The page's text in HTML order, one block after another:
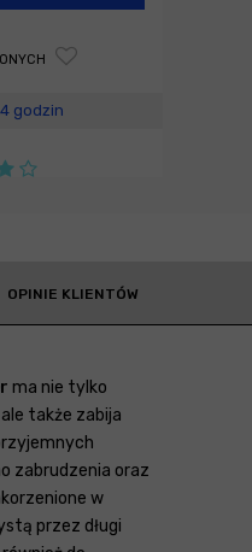
godzin
OPINIE KLIENTÓW
ma nie tylko
także zabija
zabrudzenia oraz
w
przez długi